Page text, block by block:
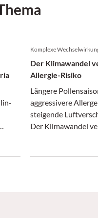
Komplexe
Der Klimawandel
Allergie-Risiko
Längere
aggressivere
steigende
Der Klimawandel